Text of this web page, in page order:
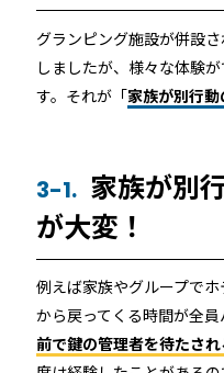
グランピング施設が併設
しましたが、様々な体験
す。それが「家族が別行
3-1. 家族が別
が大変！
例えば家族やグループで
から戻ってくる時間が全員
前で鍵の管理者を待たさ